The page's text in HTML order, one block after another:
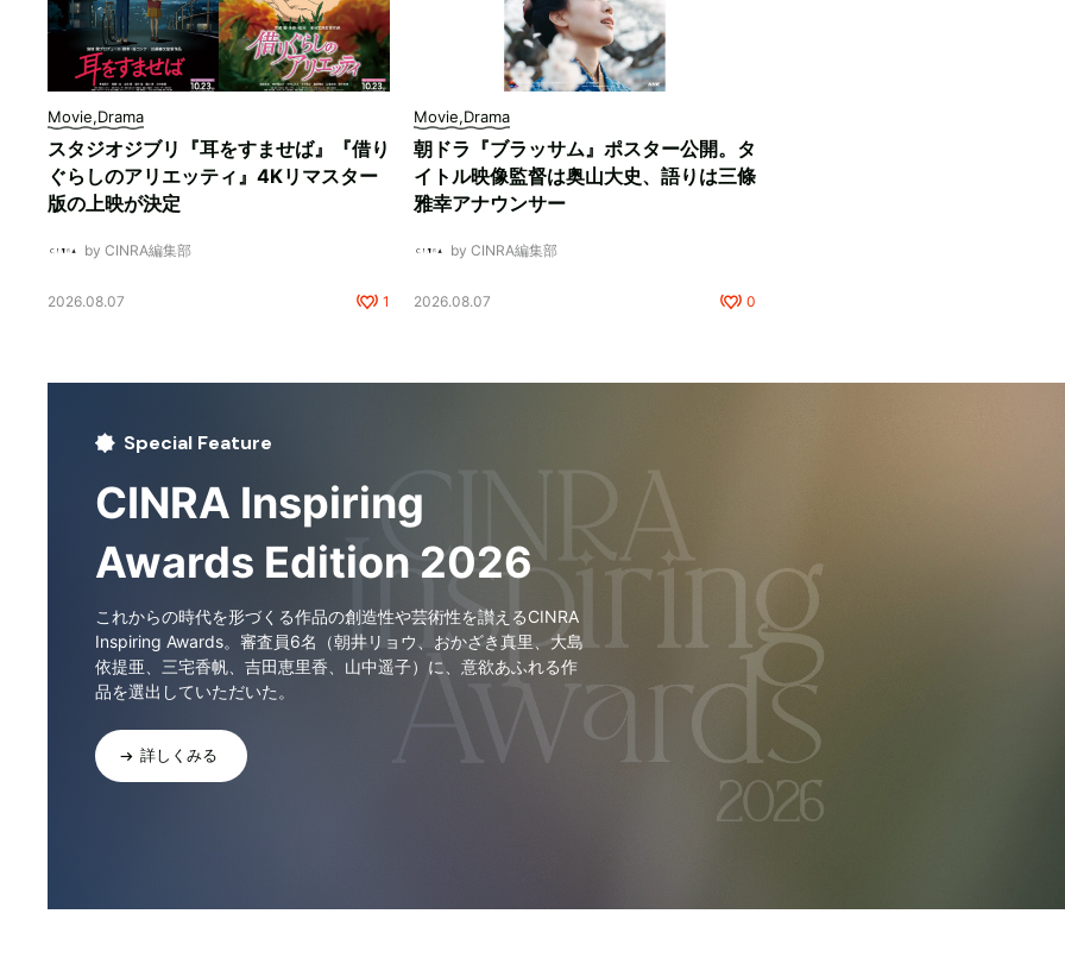
Movie,Drama
スタジオジブリ『耳をすませば』『借り
ぐらしのアリエッティ』4Kリマスター
版の上映が決定
by CINRA編集部
2026.08.07 1
Movie,Drama
朝ドラ『ブラッサム』ポスター公開。タ
イトル映像監督は奥山大史、語りは三條
雅幸アナウンサー
by CINRA編集部
2026.08.07 0
Special Feature
CINRA Inspiring
Awards Edition 2026
これからの時代を形づくる作品の創造性や芸術性を讃えるCINRA
Inspiring Awards。審査員6名（朝井リョウ、おかざき真里、大島
依提亜、三宅香帆、吉田恵里香、山中遥子）に、意欲あふれる作
品を選出していただいた。
詳しくみる